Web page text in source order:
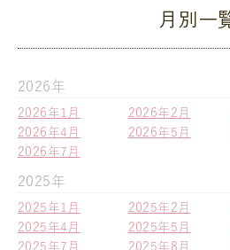
月別一
2026年
2026年1月 2026年2月
2026年4月
2026年5月
2026年7月
2025年
2025年1月 2025年2月
2025年4月
2025年5月
2025年7月
2025年8月